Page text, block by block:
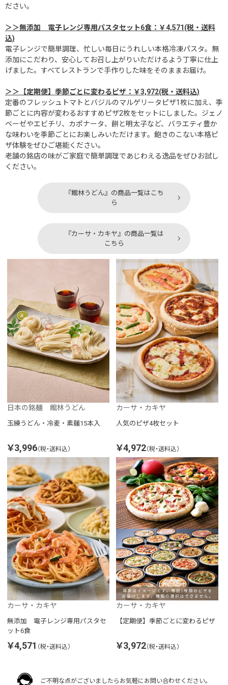
ださい。
＞＞無添加 電子レンジ専用パスタセット6食：￥4,571(税・送料
込)
電子レンジで簡単調理、忙しい毎日にうれしい本格冷凍パスタ。無
添加にこだわり、安心してお召し上がりいただけるよう丁寧に仕上
げました。すべてレストランで手作りした味をそのままお届け。
＞＞【定期便】季節ごとに変わるピザ：￥3,972(税・送料込)
定番のフレッシュトマトとバジルのマルゲリータピザ1枚に加え、季
節ごとに内容が変わるおすすめピザ2枚をセットにしました。ジェノ
ベーゼやエビチリ、カポナータ、餅と明太子など、バラエティ豊か
な味わいを季節ごとにお楽しみいただけます。飽きのこない本格ピ
ザ体験をぜひご堪能ください。
老舗の銘店の味がご家庭で簡単調理であじわえる逸品をぜひお試し
ください。
『館林うどん』の商品一覧はこち
ら
『カーサ・カキヤ』の商品一覧は
こちら
日本の銘麺 館林うどん
玉練うどん・冷麦・素麺15本入
￥3,996（税・送料込）
カーサ・カキヤ
人気のピザ4枚セット
￥4,972（税・送料込）
カーサ・カキヤ
無添加 電子レンジ専用パスタセ
ット6食
￥4,571 （税・送料込）
カーサ・カキヤ
【定期便】季節ごとに変わるピザ
￥3,972（税・送料込）
ご不明な点がございましたらお気軽にお問い合わせください。